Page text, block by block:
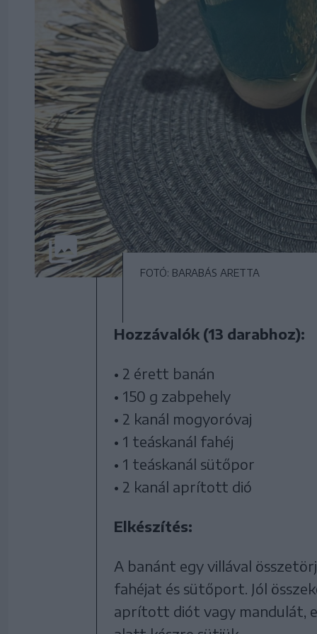
FOTÓ: BARABÁS ARETTA
Hozzávalók (13 darabhoz):
• 2 érett banán
• 150 g zabpehely
• 2 kanál mogyoróvaj
• 1 teáskanál fahéj
• 1 teáskanál sütőpor
• 2 kanál aprított dió
Elkészítés:
A banánt egy villával
fahéjat és sütőport. Jól
aprított diót vagy mandulát,